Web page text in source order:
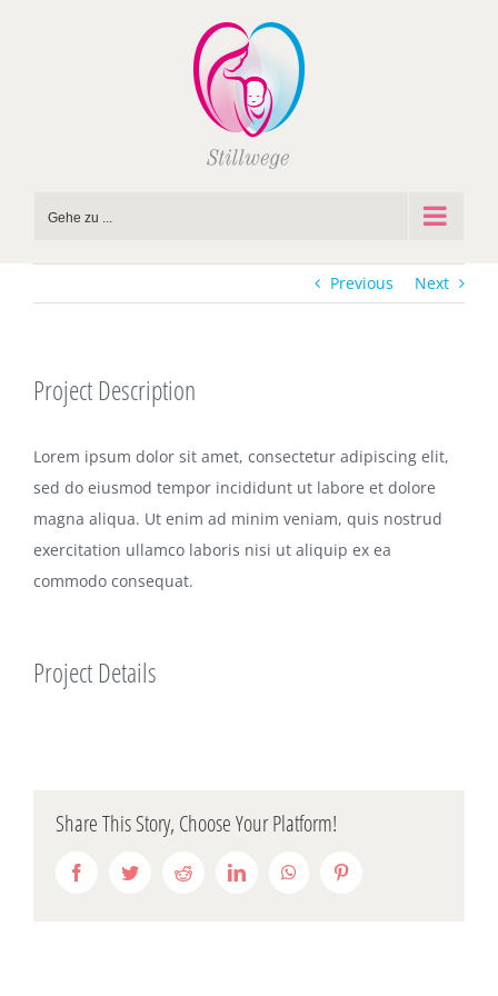
Gehe zu ...
Previous Next
Project Description
Lorem ipsum dolor sit amet, consectetur adipiscing elit,
sed do eiusmod tempor incididunt ut labore et dolore
magna aliqua. Ut enim ad minim veniam, quis nostrud
exercitation ullamco laboris nisi ut aliquip ex ea
commodo consequat.
Project Details
Share This Story, Choose Your Platform!
FacebookTwitterReddit LinkedIn WhatsApp